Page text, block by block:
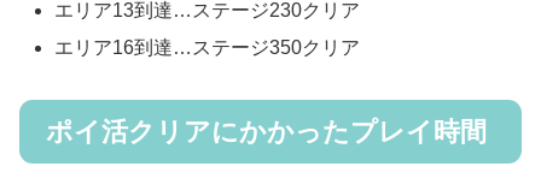
エリア13到達…ステージ230クリア
エリア16到達…ステージ350クリア
ポイ活クリアにかかったプレイ時間